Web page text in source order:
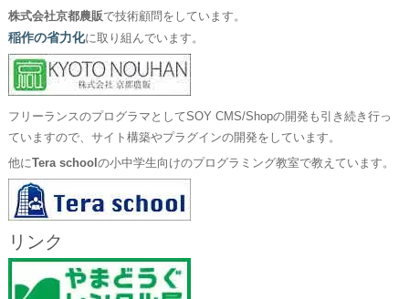
株式会社京都農販で技術顧問をしています。
稲作の省力化に取り組んでいます。
フリーランスのプログラマとしてSOY CMS/Shopの開発も引き続き行っ
ていますので、サイト構築やプラグインの開発をしています。
他にTera school の小中学生向けのプログラミング教室で教えています。
リンク